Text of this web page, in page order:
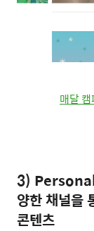
매달
3)
양한 채널을
콘텐츠